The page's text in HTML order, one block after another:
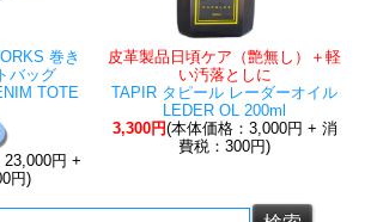
巻き
バッグ
TOTE
23,000円 +
円)
皮革製品日頃ケア（艶無し）＋軽
い汚落としに
TAPIR タピール レーダーオイル
LEDER OL 200ml
3,300円(本体価格：3,000円 + 消
費税：300円)